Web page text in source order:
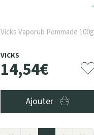
Vicks Vaporub Pommade 100g
VICKS
14,54€
Ajouter